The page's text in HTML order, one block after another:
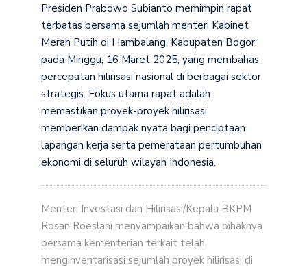
Presiden Prabowo Subianto memimpin rapat
terbatas bersama sejumlah menteri Kabinet
Merah Putih di Hambalang, Kabupaten Bogor,
pada Minggu, 16 Maret 2025, yang membahas
percepatan hilirisasi nasional di berbagai sektor
strategis. Fokus utama rapat adalah
memastikan proyek-proyek hilirisasi
memberikan dampak nyata bagi penciptaan
lapangan kerja serta pemerataan pertumbuhan
ekonomi di seluruh wilayah Indonesia.
Menteri Investasi dan Hilirisasi/Kepala BKPM
Rosan Roeslani menyampaikan bahwa pihaknya
bersama kementerian terkait telah
menginventarisasi sejumlah proyek hilirisasi di